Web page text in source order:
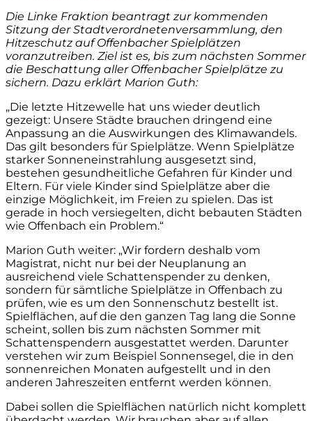
Die Linke Fraktion beantragt zur kommenden
Sitzung der Stadtverordnetenversammlung, den
Hitzeschutz auf Offenbacher Spielplätzen
voranzutreiben. Ziel ist es, bis zum nächsten Sommer
die Beschattung aller Offenbacher Spielplätze zu
sichern. Dazu erklärt Marion Guth:
„Die letzte Hitzewelle hat uns wieder deutlich
gezeigt: Unsere Städte brauchen dringend eine
Anpassung an die Auswirkungen des Klimawandels.
Das gilt besonders für Spielplätze. Wenn Spielplätze
starker Sonneneinstrahlung ausgesetzt sind,
bestehen gesundheitliche Gefahren für Kinder und
Eltern. Für viele Kinder sind Spielplätze aber die
einzige Möglichkeit, im Freien zu spielen. Das ist
gerade in hoch versiegelten, dicht bebauten Städten
wie Offenbach ein Problem.“
Marion Guth weiter: „Wir fordern deshalb vom
Magistrat, nicht nur bei der Neuplanung an
ausreichend viele Schattenspender zu denken,
sondern für sämtliche Spielplätze in Offenbach zu
prüfen, wie es um den Sonnenschutz bestellt ist.
Spielflächen, auf die den ganzen Tag lang die Sonne
scheint, sollen bis zum nächsten Sommer mit
Schattenspendern ausgestattet werden. Darunter
verstehen wir zum Beispiel Sonnensegel, die in den
sonnenreichen Monaten aufgestellt und in den
anderen Jahreszeiten entfernt werden können.
Dabei sollen die Spielflächen natürlich nicht komplett